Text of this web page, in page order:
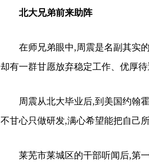
北大兄弟前来助阵
在师兄弟眼中,周震是名副其实的“
却有一群甘愿放弃稳定工作、优厚
周震从北大毕业后,到美国约翰霍
不甘心只做研发,满心希望能把自己
莱芜市莱城区的干部听闻后,第一